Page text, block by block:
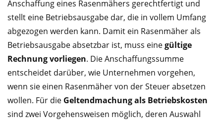
Anschaffung eines Rasenmähers gerechtfertigt und
stellt eine Betriebsausgabe dar, die in vollem Umfang
abgezogen werden kann. Damit ein Rasenmäher als
Betriebsausgabe absetzbar ist, muss einegültige
Rechnung vorliegen. Die Anschaffungssumme
entscheidet darüber, wie Unternehmen vorgehen,
wenn sie einen Rasenmäher von der Steuer absetzen
wollen. Für die Geltendmachung als Betriebskosten
sind zwei Vorgehensweisen möglich, deren Auswahl